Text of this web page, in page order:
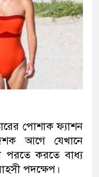
পোশাক ফ্যাশন
আগে যেখানে
করতে বাধ্য
পদক্ষেপ।